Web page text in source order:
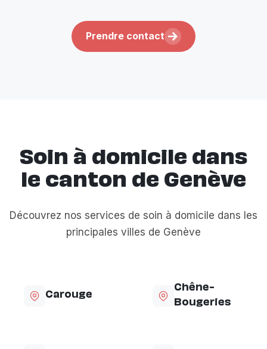
Prendre contact
Soin à domicile dans
le canton de Genève
Découvrez nos services de soin à domicile dans les
principales villes de Genève
Carouge
Chêne-
Bougeries